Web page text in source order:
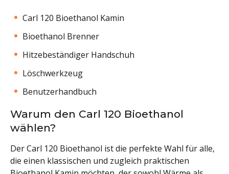
Carl 120 Bioethanol Kamin
Bioethanol Brenner
Hitzebeständiger Handschuh
Löschwerkzeug
Benutzerhandbuch
Warum den Carl 120 Bioethanol
wählen?
Der Carl 120 Bioethanol ist die perfekte Wahl für alle,
die einen klassischen und zugleich praktischen